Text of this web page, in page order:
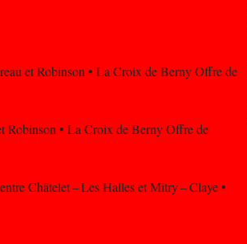
et Robinson • La Croix de Berny Offre de
Robinson • La Croix de Berny Offre de
Châtelet – Les Halles et Mitry – Claye •